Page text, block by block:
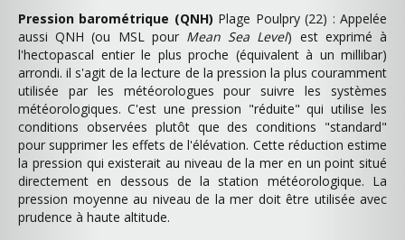
Pression barométrique (QNH) Plage Poulpry (22) : Appelée
aussi QNH (ou MSL pour Mean Sea Level) est exprimé à
l'hectopascal entier le plus proche (équivalent à un millibar)
arrondi. il s'agit de la lecture de la pression la plus couramment
utilisée par les météorologues pour suivre les systèmes
météorologiques. C'est une pression "réduite" qui utilise les
conditions observées plutôt que des conditions "standard"
pour supprimer les effets de l'élévation. Cette réduction estime
la pression qui existerait au niveau de la mer en un point situé
directement en dessous de la station météorologique. La
pression moyenne au niveau de la mer doit être utilisée avec
prudence à haute altitude.